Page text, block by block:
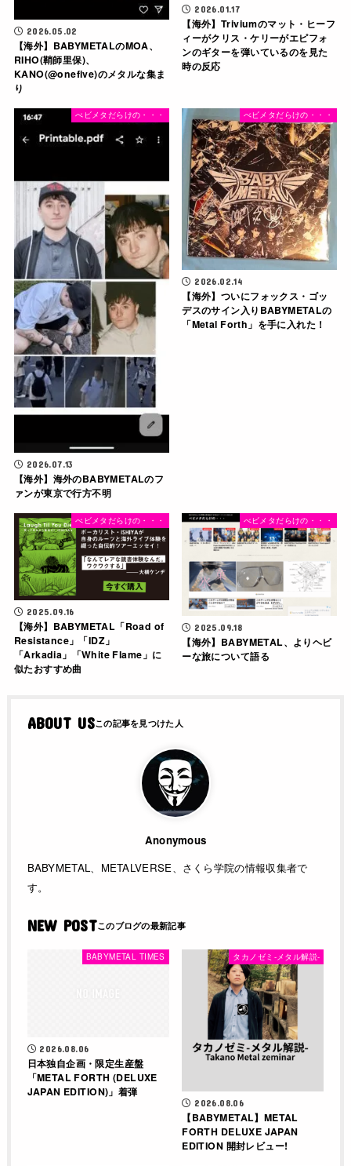
2026.05.02
【海外】BABYMETALのMOA、
RIHO(鞘師里保)、
KANO(@onefive)のメタルな集ま
り
2026.01.17
【海外】Triviumのマット・ヒーフ
ィーがクリス・ケリーがエピフォ
ンのギターを弾いているのを見た
時の反応
べビメタだらけの・・・
2026.07.13
【海外】海外のBABYMETALのフ
ァンが東京で行方不明
べビメタだらけの・・・
2026.02.14
【海外】ついにフォックス・ゴッ
デスのサイン入りBABYMETALの
「Metal Forth」を手に入れた！
べビメタだらけの・・・
2025.09.16
【海外】BABYMETAL「Road of
Resistance」「IDZ」
「Arkadia」「White Flame」に
似たおすすめ曲
べビメタだらけの・・・
2025.09.18
【海外】BABYMETAL、よりヘビ
ーな旅について語る
ABOUT US
Anonymous
BABYMETAL、METALVERSE、さくら学院の情報収集者で
す。
NEW POST
BABYMETAL TIMES
2026.08.06
日本独自企画・限定生産盤
「METAL FORTH (DELUXE
JAPAN EDITION)」着弾
タカノゼミ-メタル解説-
2026.08.06
【BABYMETAL】METAL
FORTH DELUXE JAPAN
EDITION 開封レビュー!